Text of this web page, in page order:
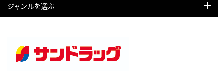
ジャンルを選ぶ